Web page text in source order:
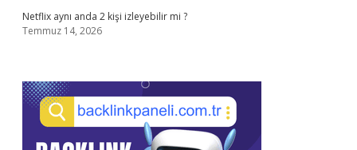
Netflix aynı anda 2 kişi izleyebilir mi ?
Temmuz 14, 2026